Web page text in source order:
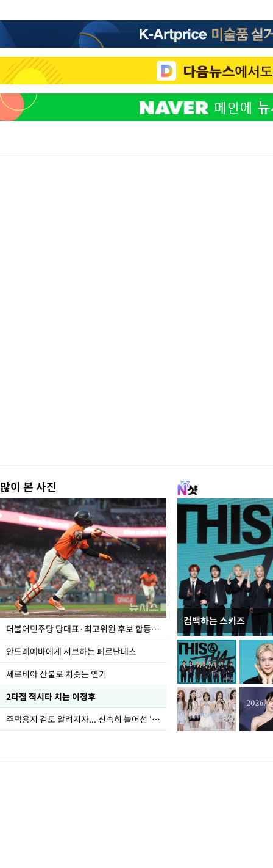
많이 본 사진
더불어민주당 당대표·최고위원 후보 합동연설회
안드레예바에게 서브하는 페르난데스
세르비아 산불로 치솟는 연기
2타점 적시타 치는 이정후
주택용지 검토 알려지자... 신속히 늘어선 '근조화환'
컴백하는 스키즈
사진으로 보는 일주일